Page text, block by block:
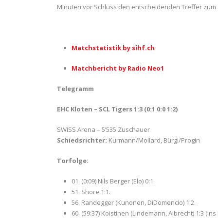
Minuten vor Schluss den entscheidenden Treffer zum
Matchstatistik by sihf.ch
Matchbericht by Radio Neo1
Telegramm
EHC Kloten – SCL Tigers 1:3 (0:1 0:0 1:2)
SWISS Arena – 5’535 Zuschauer
Schiedsrichter: Kurmann/Mollard, Bürgi/Progin
Torfolge:
01. (0:09) Nils Berger (Elo) 0:1.
51. Shore 1:1.
56. Randegger (Kunonen, DiDomencio) 1:2.
60. (59:37) Koistinen (Lindemann, Albrecht) 1:3